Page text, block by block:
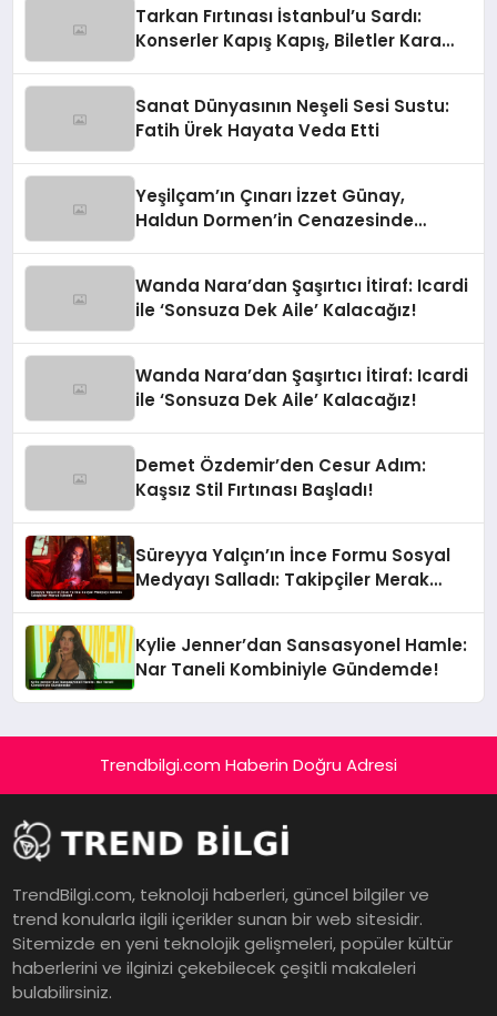
Tarkan Fırtınası İstanbul’u Sardı:
Konserler Kapış Kapış, Biletler Kara
Sanat Dünyasının Neşeli Sesi Sustu:
Fatih Ürek Hayata Veda Etti
Yeşilçam’ın Çınarı İzzet Günay,
Haldun Dormen’in Cenazesinde
Wanda Nara’dan Şaşırtıcı İtiraf: Icardi
ile ‘Sonsuza Dek Aile’ Kalacağız!
Wanda Nara’dan Şaşırtıcı İtiraf: Icardi
ile ‘Sonsuza Dek Aile’ Kalacağız!
Demet Özdemir’den Cesur Adım:
Kaşsız Stil Fırtınası Başladı!
Süreyya Yalçın’ın İnce Formu Sosyal
Medyayı Salladı: Takipçiler Merak
Kylie Jenner’dan Sansasyonel Hamle:
Nar Taneli Kombiniyle Gündemde!
Trendbilgi.com Haberin Doğru Adresi
TrendBilgi.com, teknoloji haberleri, güncel bilgiler ve
trend konularla ilgili içerikler sunan bir web sitesidir.
Sitemizde en yeni teknolojik gelişmeleri, popüler kültür
haberlerini ve ilginizi çekebilecek çeşitli makaleleri
bulabilirsiniz.